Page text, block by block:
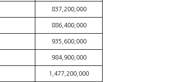
837,200,000
886,400,000
935,600,000
984,900,000
1,477,200,000